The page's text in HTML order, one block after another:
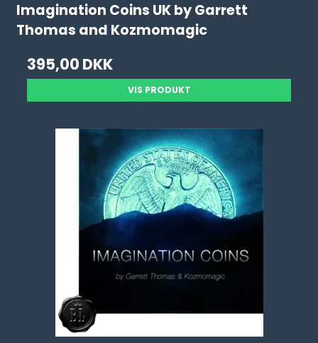
Imagination Coins UK by Garrett
Thomas and Kozmomagic
395,00 DKK
VIS PRODUKT